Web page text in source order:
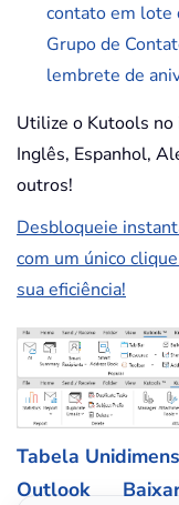
contato em lote
Grupo de
lembrete de
Utilize o Kutools
Inglês, Espanhol,
outros!
Desbloqueie
com um único
sua eficiência!
Tabela
Outlook